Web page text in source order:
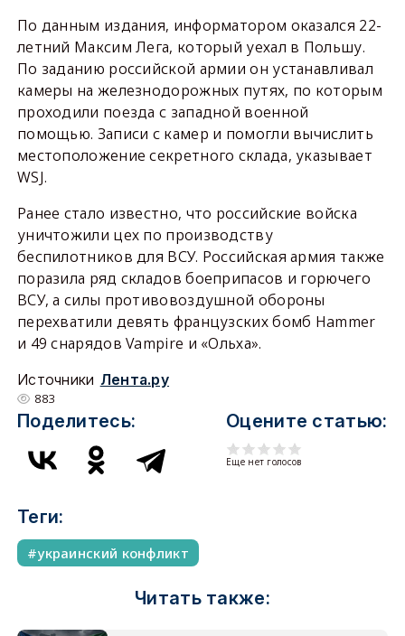
По данным издания, информатором оказался 22-
летний Максим Лега, который уехал в Польшу.
По заданию российской армии он устанавливал
камеры на железнодорожных путях, по которым
проходили поезда с западной военной
помощью. Записи с камер и помогли вычислить
местоположение секретного склада, указывает
WSJ.
Ранее стало известно, что российские войска
уничтожили цех по производству
беспилотников для ВСУ. Российская армия также
поразила ряд складов боеприпасов и горючего
ВСУ, а силы противовоздушной обороны
перехватили девять французских бомб Hammer
и 49 снарядов Vampire и «Ольха».
Источники Лента.ру
883
Поделитесь: Оцените статью:
Еще нет голосов
Теги:
украинский конфликт
Читать также: